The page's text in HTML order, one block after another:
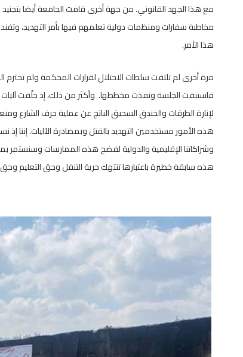
مع هذا الجهد القانوني. من جهة أخرى قامت الجامعة أيضا
مخاطبة سفارات ومنظمات دولية تعلمهم فيها بأمر التهديد،
هذا الأمر.
فاستبقت الجلسة ونفذت مخططها. وأكثر من ذلك، إذ خلّفت آليات
لإنارة الطرقات والخندق السحيق الناتج عن عملية جرف الشارع
هذه الأمور مستخدمين التهديد بالقتل وبمصادرة الآليات. إننا إذ
وشراكاتنا الإقليمية والدولية لفضح هذه الممارسات وسنستمر
هذه سابقة خطيرة باعتبارها تنتهك حرية التنقل وحق التعليم